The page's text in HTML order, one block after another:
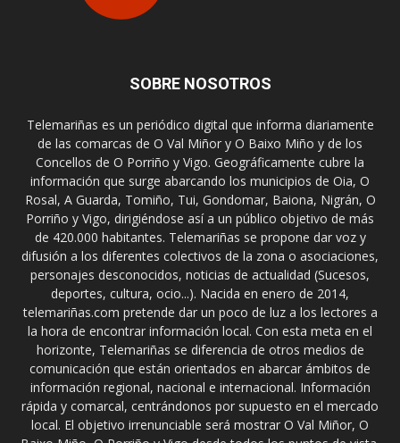
SOBRE NOSOTROS
Telemariñas es un periódico digital que informa diariamente
de las comarcas de O Val Miñor y O Baixo Miño y de los
Concellos de O Porriño y Vigo. Geográficamente cubre la
información que surge abarcando los municipios de Oia, O
Rosal, A Guarda, Tomiño, Tui, Gondomar, Baiona, Nigrán, O
Porriño y Vigo, dirigiéndose así a un público objetivo de más
de 420.000 habitantes. Telemariñas se propone dar voz y
difusión a los diferentes colectivos de la zona o asociaciones,
personajes desconocidos, noticias de actualidad (Sucesos,
deportes, cultura, ocio...). Nacida en enero de 2014,
telemariñas.com pretende dar un poco de luz a los lectores a
la hora de encontrar información local. Con esta meta en el
horizonte, Telemariñas se diferencia de otros medios de
comunicación que están orientados en abarcar ámbitos de
información regional, nacional e internacional. Información
rápida y comarcal, centrándonos por supuesto en el mercado
local. El objetivo irrenunciable será mostrar O Val Miñor, O